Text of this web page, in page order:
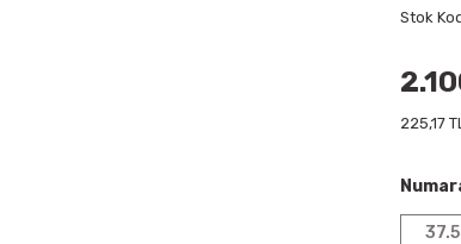
Stok
225,17
37.5